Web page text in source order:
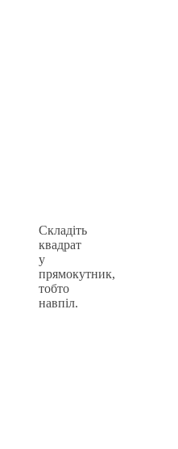
Складіть
квадрат
у
прямокутник,
тобто
навпіл.